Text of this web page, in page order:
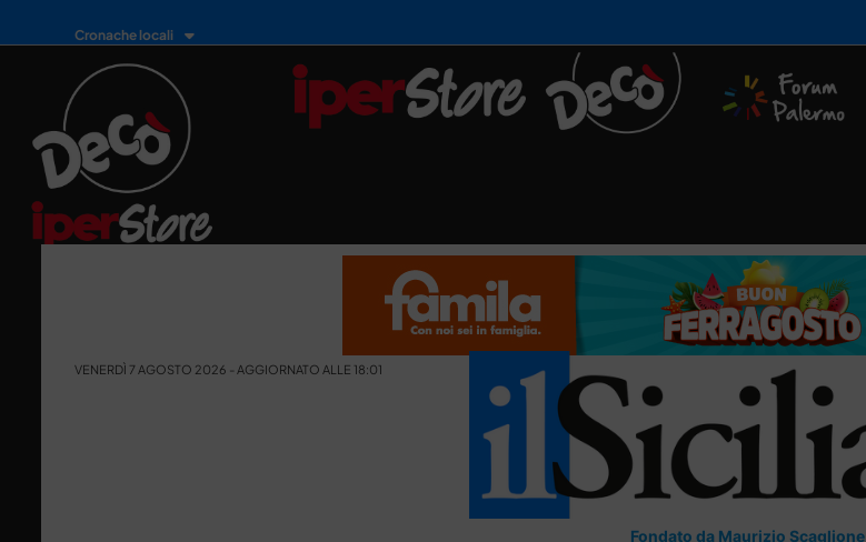
Cronache locali
VENERDÌ 7 AGOSTO 2026 - AGGIORNATO ALLE 18:01
Fondato da Maurizio Scaglione